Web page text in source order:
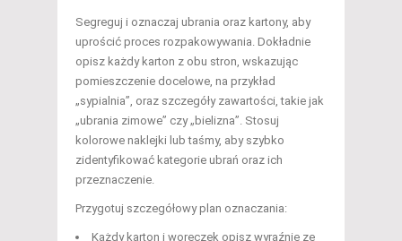
Segreguj i oznaczaj ubrania oraz kartony, aby
uprościć proces rozpakowywania. Dokładnie
opisz każdy karton z obu stron, wskazując
pomieszczenie docelowe, na przykład
„sypialnia”, oraz szczegóły zawartości, takie jak
„ubrania zimowe” czy „bielizna”. Stosuj
kolorowe naklejki lub taśmy, aby szybko
zidentyfikować kategorie ubrań oraz ich
przeznaczenie.
Przygotuj szczegółowy plan oznaczania:
Każdy karton i woreczek opisz wyraźnie ze